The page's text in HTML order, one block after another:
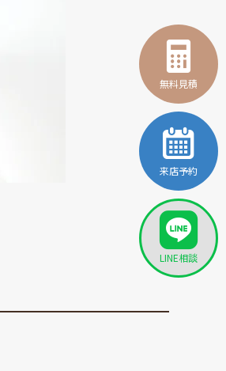
無料見積
来店予約
LINE相談